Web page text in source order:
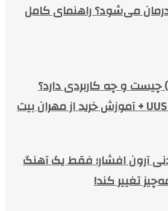
دیابت نوع ۲ درمان می‌شود؟ راهنمای کامل
یوتوپیا (Utopia) چیست و چه کاربردی دارد؟
آرون افشار؛ فقط یک آهنگ
تغییر کند!